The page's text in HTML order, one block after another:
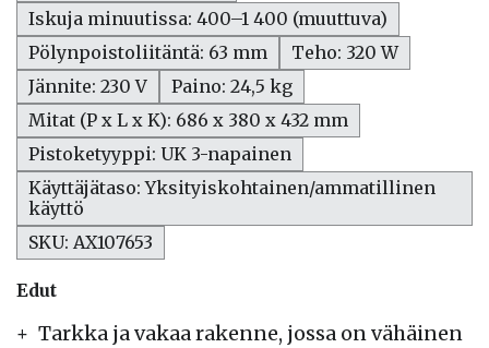
Edut
Tarkka ja vakaa rakenne, jossa on vähäinen
Iskuja minuutissa: 400–1 400 (muuttuva)
Pölynpoistoliitäntä: 63 mm
Teho: 320 W
Jännite: 230 V
Paino: 24,5 kg
Mitat (P x L x K): 686 x 380 x 432 mm
Pistoketyyppi: UK 3-napainen
Käyttäjätaso: Yksityiskohtainen/ammatillinen
käyttö
SKU: AX107653